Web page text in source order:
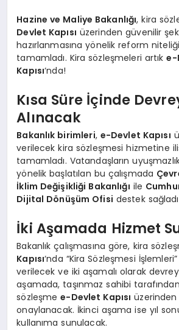
Hazine ve Maliye Bakanlığı, kira
Devlet Kapısı üzerinden güvenilir
hazırlanmasına yönelik reform
tamamladı. Kira sözleşmeleri artıke-
Kapısı‘nda!
Kısa Süre İçinde
Alınacak
Bakanlık birimleri, e-Devlet Kapısı
verilecek kira sözleşmesi hizmetine
tamamladı. Vatandaşların
yönelik başlatılan bu çalışmada
İklim Değişikliği Bakanlığı ile
Dijital Dönüşüm Ofisi destek
İki Aşamada Hizmet
Bakanlık çalışmasına göre, kira
Kapısı‘nda “Kira Sözleşmesi İşlemleri”
verilecek ve iki aşamalı olarak
aşamada, taşınmaz sahibi
sözleşmee-Devlet Kapısı üzerinden
onaylanacak. İkinci aşama ise yıl
kullanıma sunulacak.